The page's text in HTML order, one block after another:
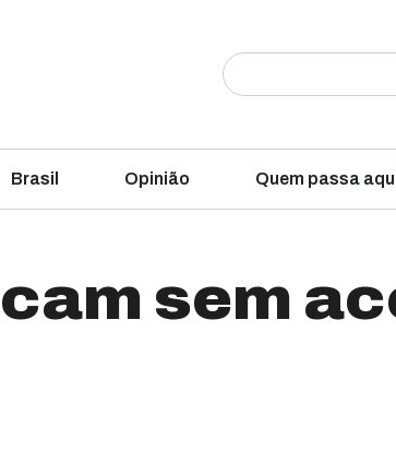
Brasil Opinião Quem passa
sem